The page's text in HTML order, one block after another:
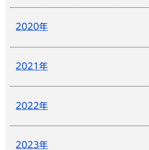
2020年
2021年
2022年
2023年